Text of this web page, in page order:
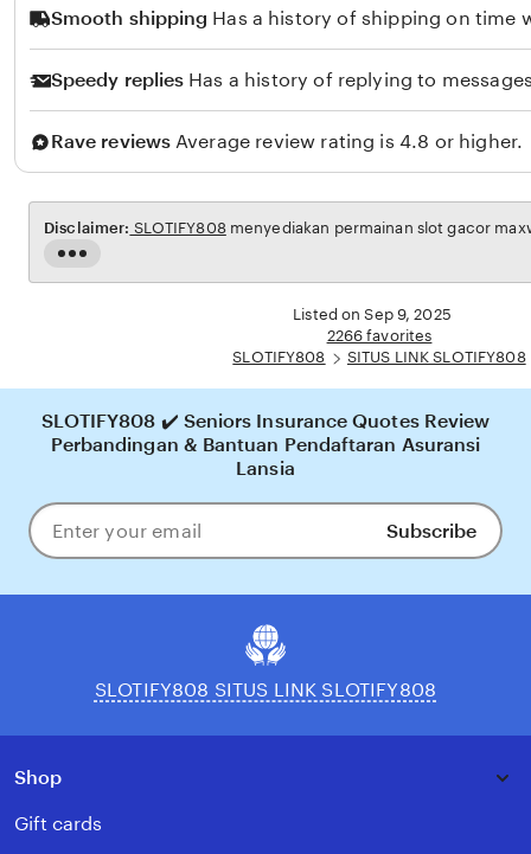
a
a
i
h
a
n
Smooth shipping Has a history of shipping on time
Speedy replies Has a history of replying to
Rave reviews Average review rating is 4.8 or higher.
Read
the
Disclaimer: SLOTIFY808menyediakan permainan slot gacor
Listed on Sep 9, 2025
2266 favorites
SLOTIFY808
SITUS LINK SLOTIFY808
SLOTIFY808 ✔️ Seniors Insurance Quotes Review
Perbandingan & Bantuan Pendaftaran Asuransi
Lansia
Enter
your
Subscribe
SLOTIFY808 SITUS LINK SLOTIFY808
Shop
Gift cards